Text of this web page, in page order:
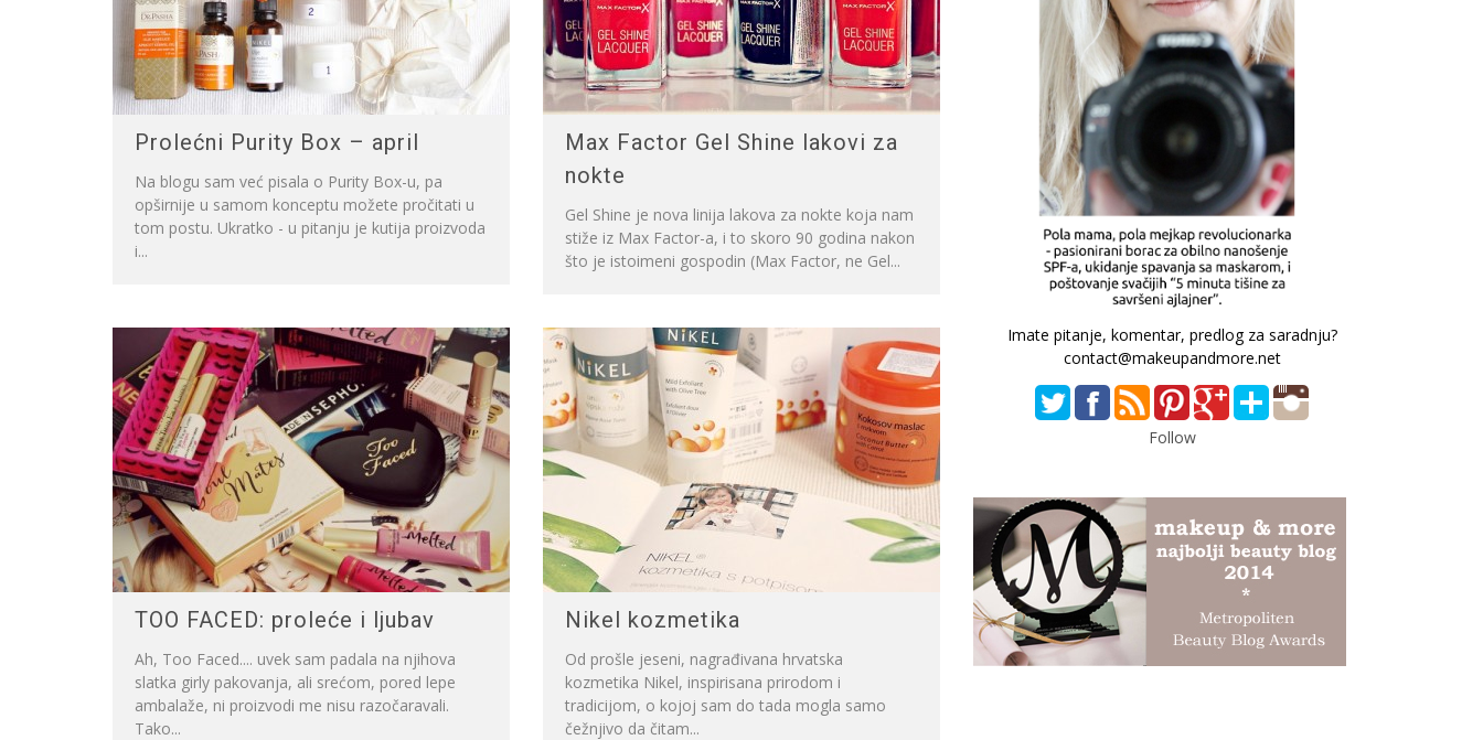
Prolećni Purity Box – april
Na blogu sam već pisala o Purity Box-u, pa
opširnije u samom konceptu možete pročitati u
tom postu. Ukratko - u pitanju je kutija proizvoda
i...
Max Factor Gel Shine lakovi za
nokte
Gel Shine je nova linija lakova za nokte koja nam
stiže iz Max Factor-a, i to skoro 90 godina nakon
što je istoimeni gospodin (Max Factor, ne Gel...
TOO FACED: proleće i ljubav
Ah, Too Faced.... uvek sam padala na njihova
slatka girly pakovanja, ali srećom, pored lepe
ambalaže, ni proizvodi me nisu razočaravali.
Tako...
Nikel kozmetika
Od prošle jeseni, nagrađivana hrvatska
kozmetika Nikel, inspirisana prirodom i
tradicijom, o kojoj sam do tada mogla samo
čežnjivo da čitam...
Imate pitanje, komentar, predlog za saradnju?
contact@makeupandmore.net
Follow